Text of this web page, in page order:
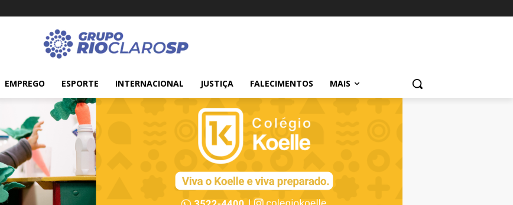
EMPREGO ESPORTE INTERNACIONAL JUSTIÇA FALECIMENTOS MAIS